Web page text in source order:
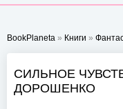
BookPlaneta » Книги »
СИЛЬНОЕ
ДОРОШЕНКО